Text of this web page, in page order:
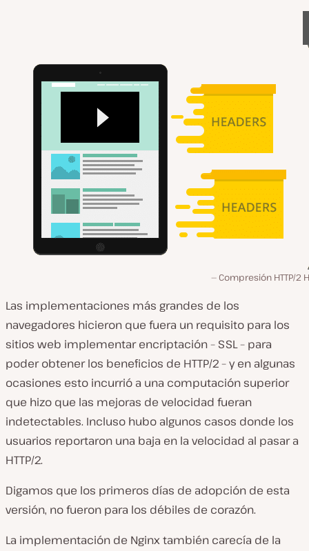
Compresión HTTP/2
Las implementaciones más grandes de los
navegadores hicieron que fuera un requisito para los
sitios web implementar encriptación – SSL – para
poder obtener los beneficios de HTTP/2 – y en algunas
ocasiones esto incurrió a una computación superior
que hizo que las mejoras de velocidad fueran
indetectables. Incluso hubo algunos casos donde los
usuarios reportaron una baja en la velocidad al pasar a
HTTP/2.
Digamos que los primeros días de adopción de esta
versión, no fueron para los débiles de corazón.
La implementación de Nginx también carecía de la